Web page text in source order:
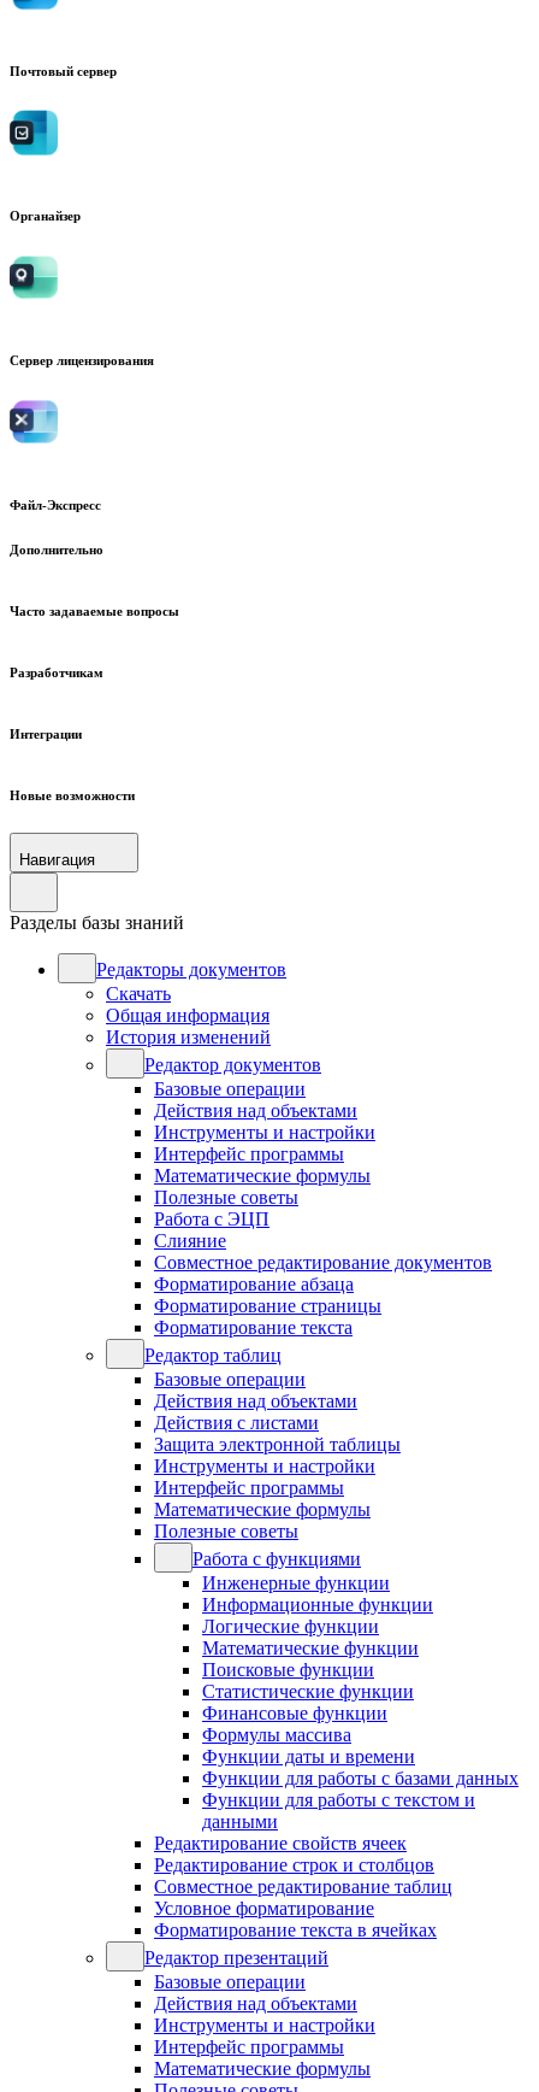
Почтовый сервер
Органайзер
Сервер лицензирования
Файл-Экспресс
Дополнительно
Часто задаваемые вопросы
Разработчикам
Интеграции
Новые возможности
Навигация
Разделы базы знаний
Редакторы документов
Скачать
Общая информация
История изменений
Редактор документов
Базовые операции
Действия над объектами
Инструменты и настройки
Интерфейс программы
Математические формулы
Полезные советы
Работа с ЭЦП
Слияние
Совместное редактирование документов
Форматирование абзаца
Форматирование страницы
Форматирование текста
Редактор таблиц
Базовые операции
Действия над объектами
Действия с листами
Защита электронной таблицы
Инструменты и настройки
Интерфейс программы
Математические формулы
Полезные советы
Работа с функциями
Инженерные функции
Информационные функции
Логические функции
Математические функции
Поисковые функции
Статистические функции
Финансовые функции
Формулы массива
Функции даты и времени
Функции для работы с базами данных
Функции для работы с текстом и
данными
Редактирование свойств ячеек
Редактирование строк и столбцов
Совместное редактирование таблиц
Условное форматирование
Форматирование текста в ячейках
Редактор презентаций
Базовые операции
Действия над объектами
Инструменты и настройки
Интерфейс программы
Математические формулы